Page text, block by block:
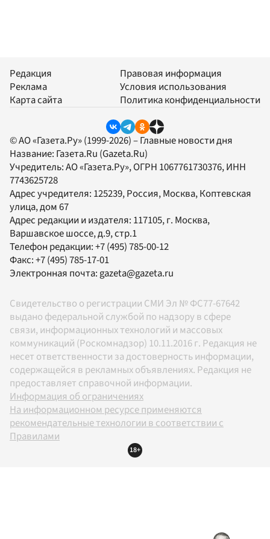
Редакция
Реклама
Карта сайта
Правовая информация
Условия использования
Политика конфиденциальности
© АО «Газета.Ру» (1999-2026) – Главные новости дня
Название: Газета.Ru (Gazeta.Ru)
Учредитель:АО «Газета.Ру», ОГРН 1067761730376, ИНН
7743625728
Адрес учредителя: 125239, Россия, Москва, Коптевская
улица, дом 67
Адрес редакции и издателя: 117105, г. Москва,
Варшавское шоссе, д.9, стр.1
Телефон редакции:+7 (495) 785-00-12
Факс:+7 (495) 785-17-01
Электронная почта: gazeta@gazeta.ru
Свидетельство о регистрации СМИ Эл № ФС77-67642
выдано федеральной службой по надзору в сфере
связи, информационных технологий и массовых
коммуникаций (Роскомнадзор) 10.11.2016 г. Редакция не
несет ответственности за достоверность информации,
содержащейся в рекламных объявлениях. Редакция не
предоставляет справочной информации.
Информация об ограничениях
На информационном ресурсе применяются
рекомендательные технологии в соответствии с
Правилами
18+